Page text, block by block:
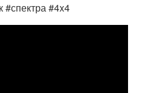
#спектра #4x4